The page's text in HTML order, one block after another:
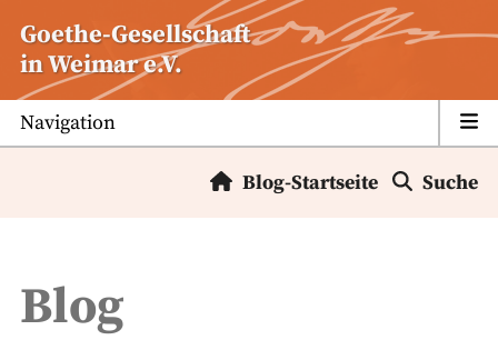
Inhalt
springen
Goethe-Gesellschaft
in Weimar e.V.
Navigation
Blog-Startseite Suche
Blog